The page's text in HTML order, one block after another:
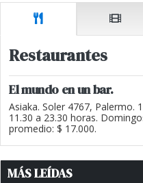
Restaurantes
El mundo en un bar.
Asiaka. Soler 4767, Palermo.
11.30 a 23.30 horas.
promedio: $ 17.000.
MÁS LEÍDAS